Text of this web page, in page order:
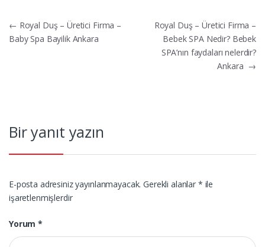
Yazı
gezinmesi
← Royal Duş – Üretici Firma –
Baby Spa Bayilik Ankara
Royal Duş – Üretici Firma –
Bebek SPA Nedir? Bebek
SPA’nın faydaları nelerdir?
Ankara →
Bir yanıt yazın
E-posta adresiniz yayınlanmayacak. Gerekli alanlar * ile
işaretlenmişlerdir
Yorum*